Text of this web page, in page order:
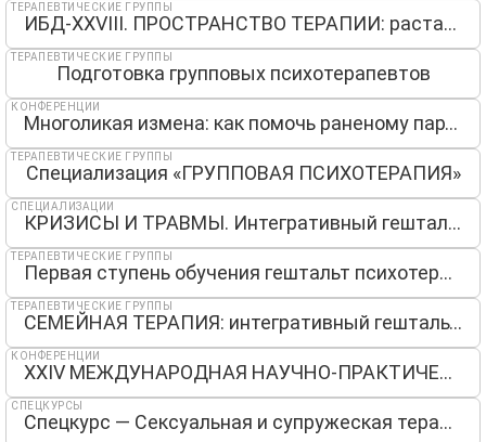
ИБД-XXVIII. ПРОСТРАНСТВО ТЕРАПИИ: растапливая лёд
ТЕРАПЕВТИЧЕСКИЕ ГРУППЫ
Подготовка групповых психотерапевтов
ТЕРАПЕВТИЧЕСКИЕ ГРУППЫ
Многоликая измена: как помочь раненому партнеру
КОНФЕРЕНЦИИ
Специализация «ГРУППОВАЯ ПСИХОТЕРАПИЯ»
ТЕРАПЕВТИЧЕСКИЕ ГРУППЫ
КРИЗИСЫ И ТРАВМЫ. Интегративный гештальт-подход
СПЕЦИАЛИЗАЦИИ
Первая ступень обучения гештальт психотерапии
ТЕРАПЕВТИЧЕСКИЕ ГРУППЫ
СЕМЕЙНАЯ ТЕРАПИЯ: интегративный гештальт-подход
ТЕРАПЕВТИЧЕСКИЕ ГРУППЫ
ХХIV МЕЖДУНАРОДНАЯ НАУЧНО-ПРАКТИЧЕСКАЯ КОНФЕРЕНЦИЯ «МУДРОСТЬ ТРАВМЫ: БОЛЬ, УТРАТЫ И ЛЮБОВЬ В СОВРЕМЕННОМ МИРЕ»
КОНФЕРЕНЦИИ
Спецкурс — Сексуальная и супружеская терапия: интегративный гештальт-подход
СПЕЦКУРСЫ